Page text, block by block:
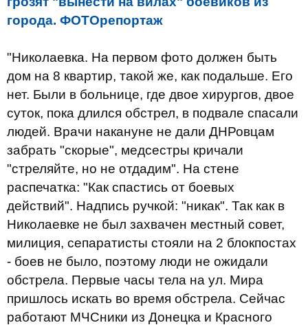
города. ФОТОрепортаж
"Николаевка. На первом фото должен быть
дом на 8 квартир, такой же, как подальше. Его
нет. Были в больнице, где двое хирургов, двое
суток, пока длился обстрел, в подвале спасали
людей. Врачи накануне не дали ДНРовцам
забрать "скорые", медсестры кричали
"стреляйте, но не отдадим". На стене
распечатка: "Как спастись от боевых
действий". Надпись ручкой: "никак". Так как в
Николаевке не был захвачен местный совет,
милиция, сепаратисты стояли на 2 блокпостах
- боев не было, поэтому люди не ожидали
обстрела. Первые часы тела на ул. Мира
пришлось искать во время обстрела. Сейчас
работают МЧСники из Донецка и Красного